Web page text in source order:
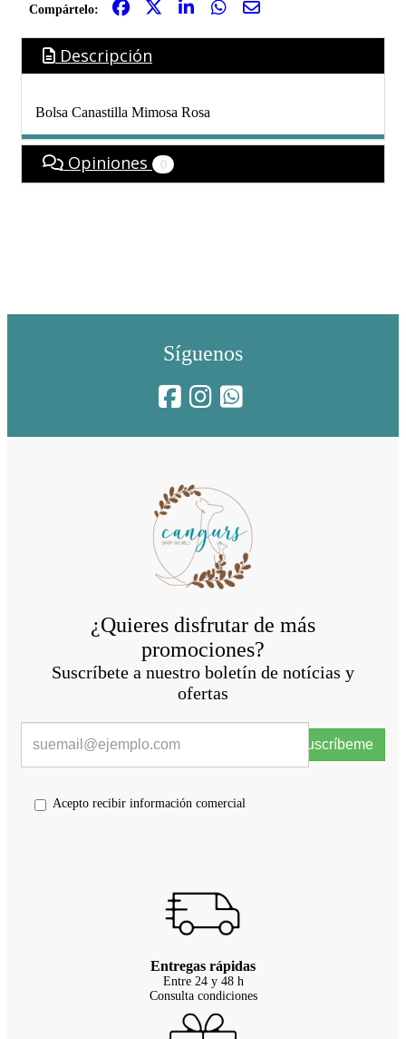
Compártelo:
Descripción
Bolsa Canastilla Mimosa Rosa
Opiniones 0
Síguenos
¿Quieres disfrutar de más
promociones?
Suscríbete a nuestro boletín de notícias y
ofertas
Suscríbeme
Acepto recibir información comercial
Entregas rápidas
Entre 24 y 48 h
Consulta condiciones